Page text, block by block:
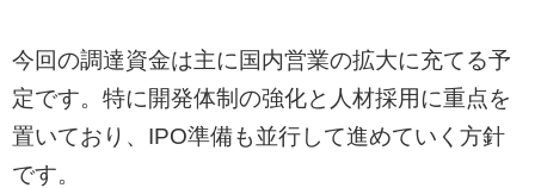
今回の調達資金は主に国内営業の拡大に充てる予
定です。特に開発体制の強化と人材採用に重点を
置いており、IPO準備も並行して進めていく方針
です。